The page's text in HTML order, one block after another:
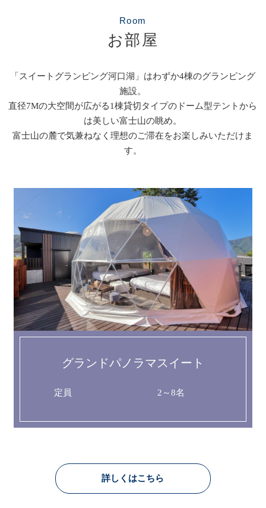
Room
お部屋
「スイートグランピング河口湖」はわずか4棟のグランピング
施設。
直径7Mの大空間が広がる1棟貸切タイプのドーム型テントから
は美しい富士山の眺め。
富士山の麓で気兼ねなく理想のご滞在をお楽しみいただけま
す。
グランドパノラマスイート
定員 2～8名
詳しくはこちら